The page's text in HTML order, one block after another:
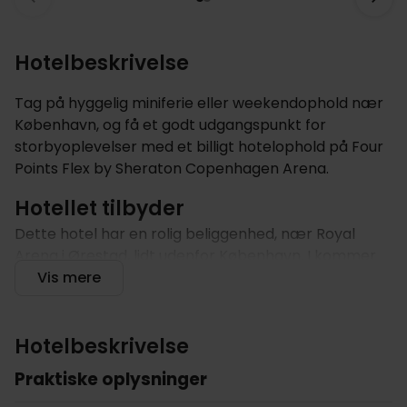
Hotelbeskrivelse
Tag på hyggelig miniferie eller weekendophold nær
København, og få et godt udgangspunkt for
storbyoplevelser med et billigt hotelophold på Four
Points Flex by Sheraton Copenhagen Arena.
Hotellet tilbyder
Dette hotel har en rolig beliggenhed, nær Royal
let ind til centrum enten i bil eller med metroen, og
et moderne skandinavisk design, og danner
loungeområde er åbent hele døgnet rundt, og
Vis mere
Hotelbeskrivelse
Praktiske oplysninger